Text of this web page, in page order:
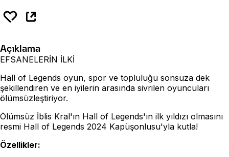
Açıklama
EFSANELERİN İLKİ
Hall of Legends oyun, spor ve topluluğu sonsuza dek
şekillendiren ve en iyilerin arasında sivrilen oyuncuları
ölümsüzleştiriyor.
Ölümsüz İblis Kral'ın Hall of Legends'ın ilk yıldızı olmasını
resmi Hall of Legends 2024 Kapüşonlusu'yla kutla!
Özellikler: